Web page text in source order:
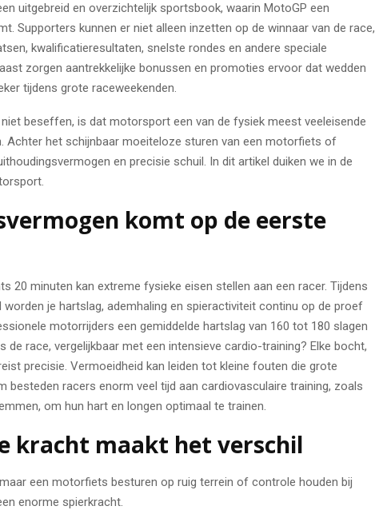
uitgebreid en overzichtelijk sportsbook, waarin MotoGP een
Supporters kunnen er niet alleen inzetten op de winnaar van de race,
kwalificatieresultaten, snelste rondes en andere speciale
zorgen aantrekkelijke bonussen en promoties ervoor dat wedden
tijdens grote raceweekenden.
beseffen, is dat motorsport een van de fysiek meest veeleisende
Achter het schijnbaar moeiteloze sturen van een motorfiets of
en precisie schuil. In dit artikel duiken we in de
komt op de eerste
20 minuten kan extreme fysieke eisen stellen aan een racer. Tijdens
je hartslag, ademhaling en spieractiviteit continu op de proef
motorrijders een gemiddelde hartslag van 160 tot 180 slagen
de race, vergelijkbaar met een intensieve cardio-training? Elke bocht,
precisie. Vermoeidheid kan leiden tot kleine fouten die grote
besteden racers enorm veel tijd aan cardiovasculaire training, zoals
om hun hart en longen optimaal te trainen.
kracht maakt het verschil
een motorfiets besturen op ruig terrein of controle houden bij
enorme spierkracht.